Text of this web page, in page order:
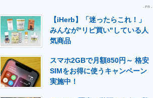
ミュニティ マーケ×ITの今がよく分かる
活用を支援
- PR -
【iHerb】「迷ったらこれ！」
みんなが"リピ買い"している人
気商品
スマホ2GBで月額850円～ 格安
SIMをお得に使うキャンペーン
実施中！